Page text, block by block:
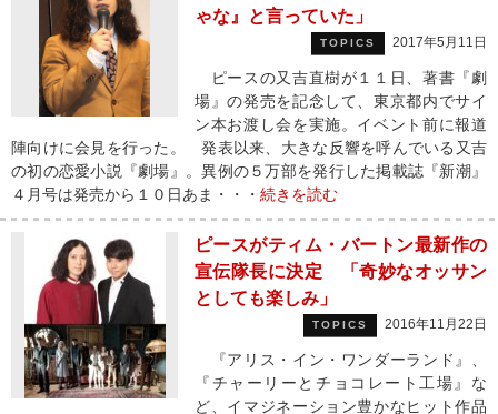
ゃな』と言っていた」
TOPICS 2017年5月11日
ピースの又吉直樹が１１日、著書『劇
場』の発売を記念して、東京都内でサイ
ン本お渡し会を実施。イベント前に報道
陣向けに会見を行った。 発表以来、大きな反響を呼んでいる又吉
の初の恋愛小説『劇場』。異例の５万部を発行した掲載誌『新潮』
４月号は発売から１０日あま・・・ 続きを読む
ピースがティム・バートン最新作の
宣伝隊長に決定 「奇妙なオッサン
としても楽しみ」
TOPICS 2016年11月22日
『アリス・イン・ワンダーランド』、
『チャーリーとチョコレート工場』な
ど、イマジネーション豊かなヒット作品